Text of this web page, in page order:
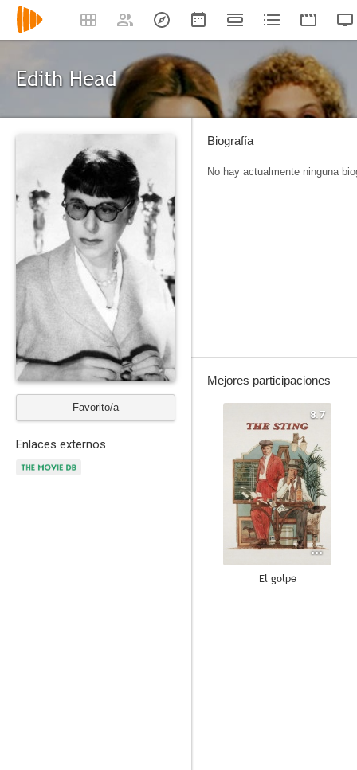
Edith Head
Favorito/a
Enlaces externos
Biografía
No hay actualmente ninguna
Mejores participaciones
8.7
El golpe